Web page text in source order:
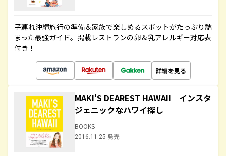
子連れ沖縄旅行の準備＆家族で楽しめるスポットがたっぷり詰
まった最強ガイド。掲載レストランの卵＆乳アレルギー対応表
付き！
詳細を見る
MAKI'S DEAREST HAWAII インスタ
ジェニックなハワイ探し
BOOKS
2016.11.25 発売